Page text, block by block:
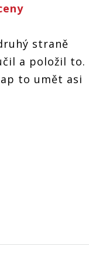
straně
a položil to.
to umět asi